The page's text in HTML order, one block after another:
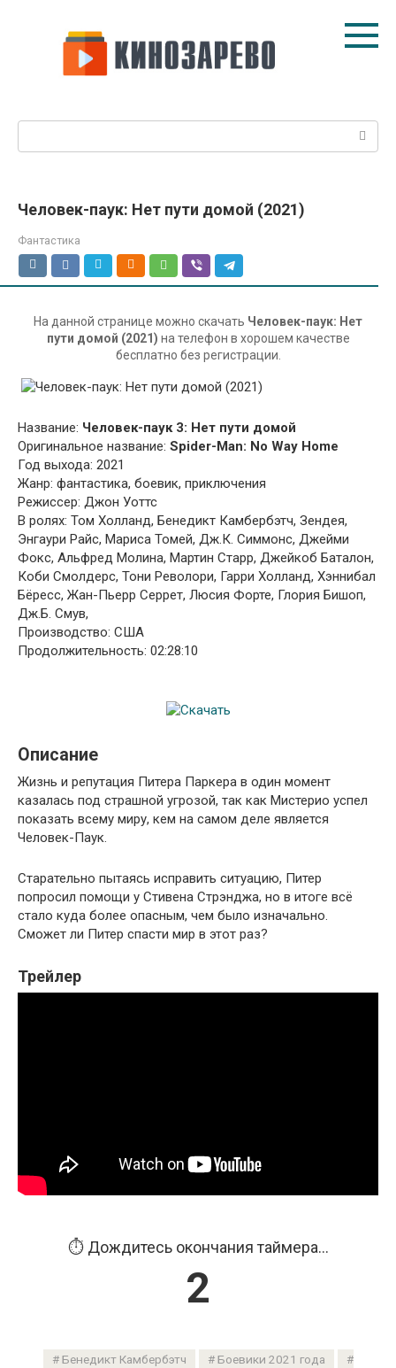
Человек-паук: Нет пути домой (2021)
Фантастика
На данной странице можно скачать Человек-паук: Нет
пути домой (2021) на телефон в хорошем качестве
бесплатно без регистрации.
Название: Человек-паук 3: Нет пути домой
Оригинальное название: Spider-Man: No Way Home
Год выхода: 2021
Жанр: фантастика, боевик, приключения
Режиссер: Джон Уоттс
В ролях: Том Холланд, Бенедикт Камбербэтч, Зендея,
Энгаури Райс, Мариса Томей, Дж.К. Симмонс, Джейми
Фокс, Альфред Молина, Мартин Старр, Джейкоб Баталон,
Коби Смолдерс, Тони Револори, Гарри Холланд, Хэннибал
Бёресс, Жан-Пьерр Серрет, Люсия Форте, Глория Бишоп,
Дж.Б. Смув,
Производство: США
Продолжительность: 02:28:10
Описание
Жизнь и репутация Питера Паркера в один момент
казалась под страшной угрозой, так как Мистерио успел
показать всему миру, кем на самом деле является
Человек-Паук.
Старательно пытаясь исправить ситуацию, Питер
попросил помощи у Стивена Стрэнджа, но в итоге всё
стало куда более опасным, чем было изначально.
Сможет ли Питер спасти мир в этот раз?
Трейлер
⏱️ Дождитесь окончания таймера...
1
Бенедикт Камбербэтч
Боевики 2021 года